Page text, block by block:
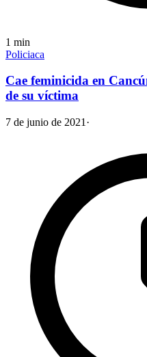
1 min
Policiaca
Cae feminicida en
de su víctima
7 de junio de 2021 ·